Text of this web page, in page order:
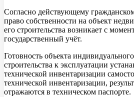
Согласно действующему
право собственности на объект
его строительства возникает с
государственный учёт.
Готовность объекта
строительства к эксплуатации
технической инвентаризации
технической инвентаризации,
отражаются в техническом паспорте.